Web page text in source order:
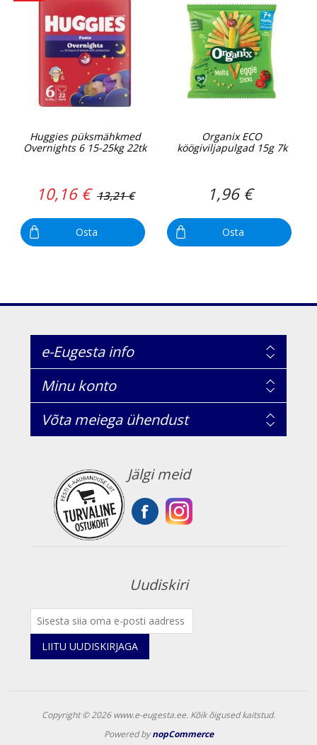
Huggies püksmähkmed
Overnights 6 15-25kg 22tk
10,16 € 13,21 €
Osta
Organix ECO
köögiviljapulgad 15g 7k
1,96 €
Osta
e-Eugesta info
Minu konto
Võta meiega ühendust
Jälgi meid
Uudiskiri
LIITU UUDISKIRJAGA
Copyright © 2026 www.e-eugesta.ee. Kõik õigused kaitstud.
Powered bynopCommerce